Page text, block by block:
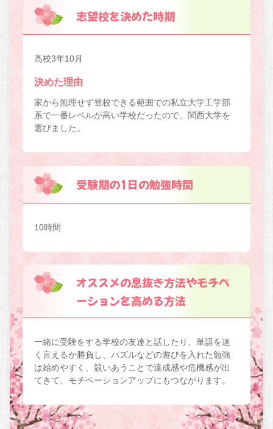
志望校を決めた時期
高校3年10月
決めた理由
家から無理せず登校できる範囲での私立大学工学部
系で一番レベルが高い学校だったので、関西大学を
選びました。
受験期の1日の勉強時間
10時間
オススメの息抜き方法やモチベ
ーションを高める方法
一緒に受験をする学校の友達と話したり、単語を速
く言えるか勝負し、パズルなどの遊びを入れた勉強
は始めやすく、競いあうことで達成感や危機感が出
てきて、モチベーションアップにもつながります。